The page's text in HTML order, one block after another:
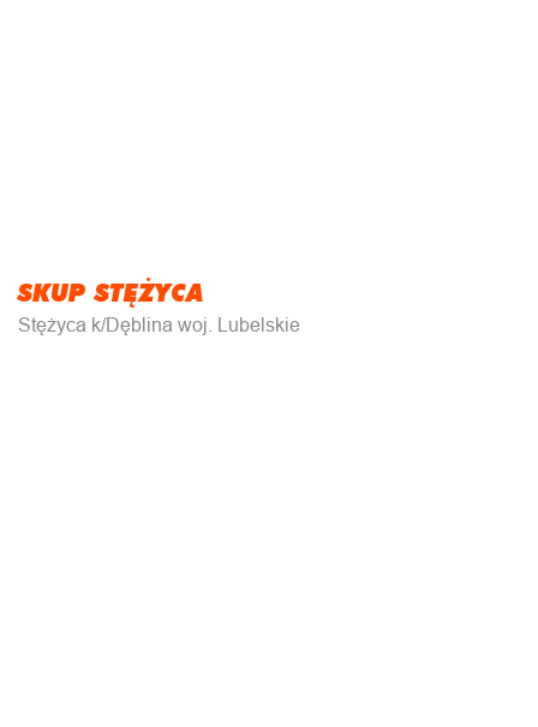
SKUP STĘŻYCA
Stężyca k/Dęblina woj. Lubelskie